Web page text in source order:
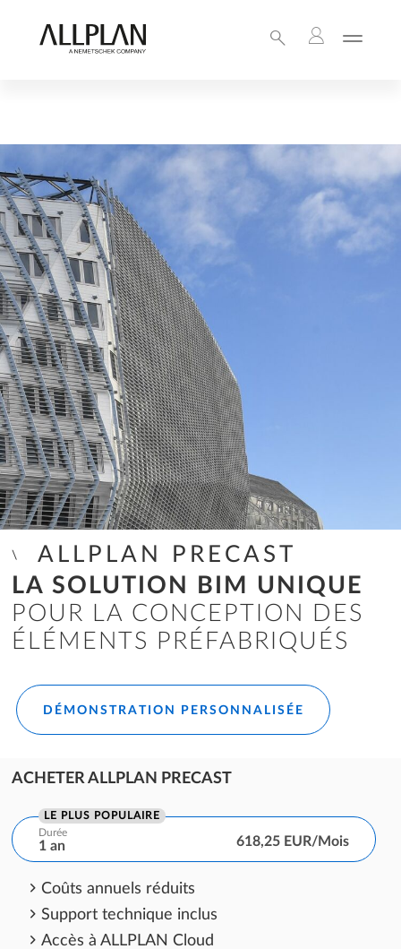
ALLPLAN PRECAST
LA SOLUTION BIM UNIQUE
POUR LA CONCEPTION DES
ÉLÉMENTS PRÉFABRIQUÉS
DÉMONSTRATION PERSONNALISÉE
ACHETER ALLPLAN PRECAST
LE PLUS POPULAIRE
618,25 EUR/Mois
Durée
1 an
Coûts annuels réduits
Support technique inclus
Accès à ALLPLAN Cloud